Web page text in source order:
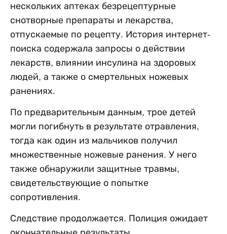
нескольких аптеках безрецептурные
снотворные препараты и лекарства,
отпускаемые по рецепту. История интернет-
поиска содержала запросы о действии
лекарств, влиянии инсулина на здоровых
людей, а также о смертельных ножевых
ранениях.
По предварительным данным, трое детей
могли погибнуть в результате отравления,
тогда как один из мальчиков получил
множественные ножевые ранения. У него
также обнаружили защитные травмы,
свидетельствующие о попытке
сопротивления.
Следствие продолжается. Полиция ожидает